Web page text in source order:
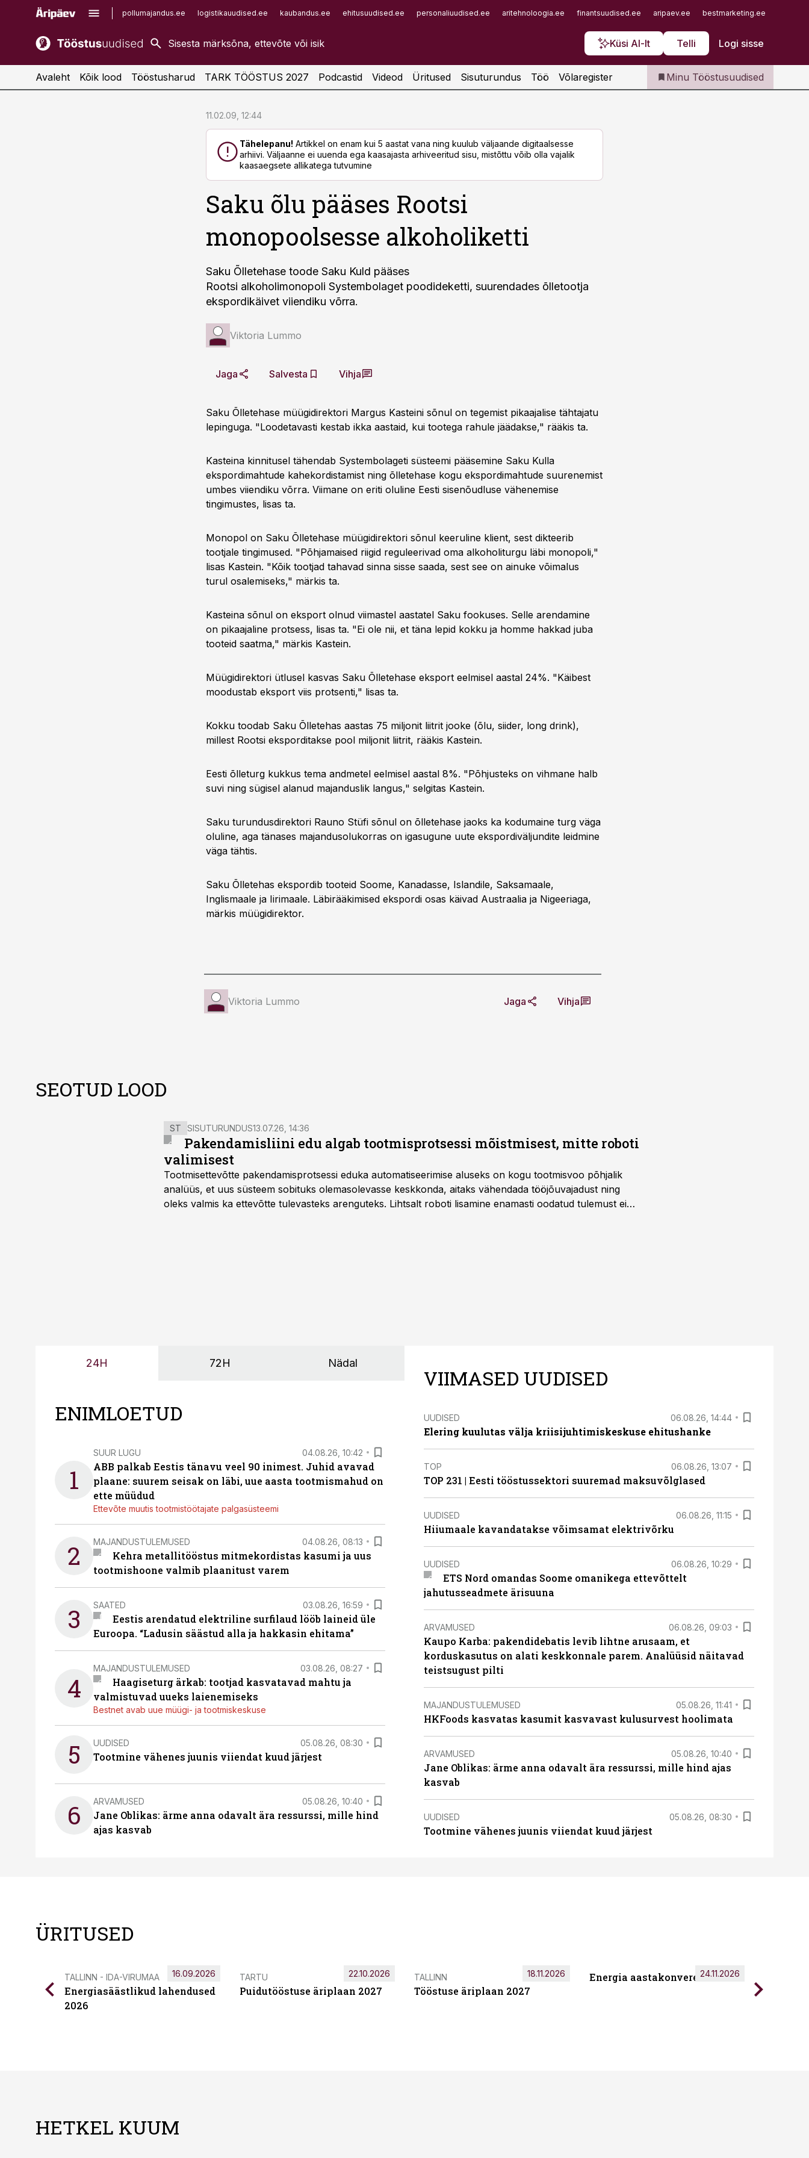
pollumajandus.ee logistikauudised.ee kaubandus.ee ehitusuudised.ee personaliuudised.ee aritehnoloogia.ee finantsuudised.ee aripaev.ee bestmarketing.ee
Küsi AI-lt Telli Logi sisse
kaubandus.ee
kinnisvarauudised.ee
imelineajalugu.ee
Infopank
Iseteenindus
Telli Tööstusuudised
Avaleht Kõik lood Tööstusharud TARK TÖÖSTUS 2027 Podcastid Videod Üritused Sisuturundus Töö Võlaregister Minu Tööstusuudised
11.02.09, 12:44
Tähelepanu! Artikkel on enam kui 5 aastat vana ning kuulub väljaande digitaalsesse
arhiivi. Väljaanne ei uuenda ega kaasajasta arhiveeritud sisu, mistõttu võib olla vajalik
kaasaegsete allikatega tutvumine
Saku õlu pääses Rootsi
monopoolsesse alkoholiketti
Saku Õlletehase toode Saku Kuld pääses
Rootsi alkoholimonopoli Systembolaget poodideketti, suurendades õlletootja
ekspordikäivet viiendiku võrra.
Viktoria Lummo
Jaga Salvesta Vihja
Saku Õlletehase müügidirektori Margus Kasteini sõnul on tegemist pikaajalise tähtajatu
lepinguga. "Loodetavasti kestab ikka aastaid, kui tootega rahule jäädakse," rääkis ta.
Kasteina kinnitusel tähendab Systembolageti süsteemi pääsemine Saku Kulla
ekspordimahtude kahekordistamist ning õlletehase kogu ekspordimahtude suurenemist
umbes viiendiku võrra. Viimane on eriti oluline Eesti sisenõudluse vähenemise
tingimustes, lisas ta.
Monopol on Saku Õlletehase müügidirektori sõnul keeruline klient, sest dikteerib
tootjale tingimused. "Põhjamaised riigid reguleerivad oma alkoholiturgu läbi monopoli,"
lisas Kastein. "Kõik tootjad tahavad sinna sisse saada, sest see on ainuke võimalus
turul osalemiseks," märkis ta.
Kasteina sõnul on eksport olnud viimastel aastatel Saku fookuses. Selle arendamine
on pikaajaline protsess, lisas ta. "Ei ole nii, et täna lepid kokku ja homme hakkad juba
tooteid saatma," märkis Kastein.
Müügidirektori ütlusel kasvas Saku Õlletehase eksport eelmisel aastal 24%. "Käibest
moodustab eksport viis protsenti," lisas ta.
Kokku toodab Saku Õlletehas aastas 75 miljonit liitrit jooke (õlu, siider, long drink),
millest Rootsi eksporditakse pool miljonit liitrit, rääkis Kastein.
Eesti õlleturg kukkus tema andmetel eelmisel aastal 8%. "Põhjusteks on vihmane halb
suvi ning sügisel alanud majanduslik langus," selgitas Kastein.
Saku turundusdirektori Rauno Stüfi sõnul on õlletehase jaoks ka kodumaine turg väga
oluline, aga tänases majandusolukorras on igasugune uute ekspordiväljundite leidmine
väga tähtis.
Saku Õlletehas ekspordib tooteid Soome, Kanadasse, Islandile, Saksamaale,
Inglismaale ja Iirimaale. Läbirääkimised ekspordi osas käivad Austraalia ja Nigeeriaga,
märkis müügidirektor.
Viktoria Lummo Jaga Vihja
SEOTUD LOOD
ST SISUTURUNDUS13.07.26, 14:36
Pakendamisliini edu algab tootmisprotsessi mõistmisest, mitte roboti
valimisest
Tootmisettevõtte pakendamisprotsessi eduka automatiseerimise aluseks on kogu tootmisvoo põhjalik
analüüs, et uus süsteem sobituks olemasolevasse keskkonda, aitaks vähendada tööjõuvajadust ning
oleks valmis ka ettevõtte tulevasteks arenguteks. Lihtsalt roboti lisamine enamasti oodatud tulemust ei
24H 72H Nädal
ENIMLOETUD
1
SUUR LUGU 04.08.26, 10:42
ABB palkab Eestis tänavu veel 90 inimest. Juhid avavad
plaane: suurem seisak on läbi, uue aasta tootmismahud on
ette müüdud
Ettevõte muutis tootmistöötajate palgasüsteemi
2 MAJANDUSTULEMUSED 04.08.26, 08:13
Kehra metallitööstus mitmekordistas kasumi ja uus
tootmishoone valmib plaanitust varem
3 SAATED 03.08.26, 16:59
Eestis arendatud elektriline surfilaud lööb laineid üle
Euroopa. “Ladusin säästud alla ja hakkasin ehitama”
4
MAJANDUSTULEMUSED 03.08.26, 08:27
Haagiseturg ärkab: tootjad kasvatavad mahtu ja
valmistuvad uueks laienemiseks
Bestnet avab uue müügi- ja tootmiskeskuse
5 UUDISED 05.08.26, 08:30
Tootmine vähenes juunis viiendat kuud järjest
6 ARVAMUSED 05.08.26, 10:40
Jane Oblikas: ärme anna odavalt ära ressurssi, mille hind
ajas kasvab
VIIMASED UUDISED
UUDISED 06.08.26, 14:44
Elering kuulutas välja kriisijuhtimiskeskuse ehitushanke
TOP 06.08.26, 13:07
TOP 231 | Eesti tööstussektori suuremad maksuvõlglased
UUDISED 06.08.26, 11:15
Hiiumaale kavandatakse võimsamat elektrivõrku
UUDISED 06.08.26, 10:29
ETS Nord omandas Soome omanikega ettevõttelt
jahutusseadmete ärisuuna
ARVAMUSED 06.08.26, 09:03
Kaupo Karba: pakendidebatis levib lihtne arusaam, et
korduskasutus on alati keskkonnale parem. Analüüsid näitavad
teistsugust pilti
MAJANDUSTULEMUSED 05.08.26, 11:41
HKFoods kasvatas kasumit kasvavast kulusurvest hoolimata
ARVAMUSED 05.08.26, 10:40
Jane Oblikas: ärme anna odavalt ära ressurssi, mille hind ajas
kasvab
UUDISED 05.08.26, 08:30
Tootmine vähenes juunis viiendat kuud järjest
ÜRITUSED
TALLINN - IDA-VIRUMAA
Energiasäästlikud lahendused
2026
16.09.2026 TARTU
Puidutööstuse äriplaan 2027
22.10.2026 TALLINN
Tööstuse äriplaan 2027
18.11.2026 Energia aastakonverents 2026
24.11.2026
HETKEL KUUM